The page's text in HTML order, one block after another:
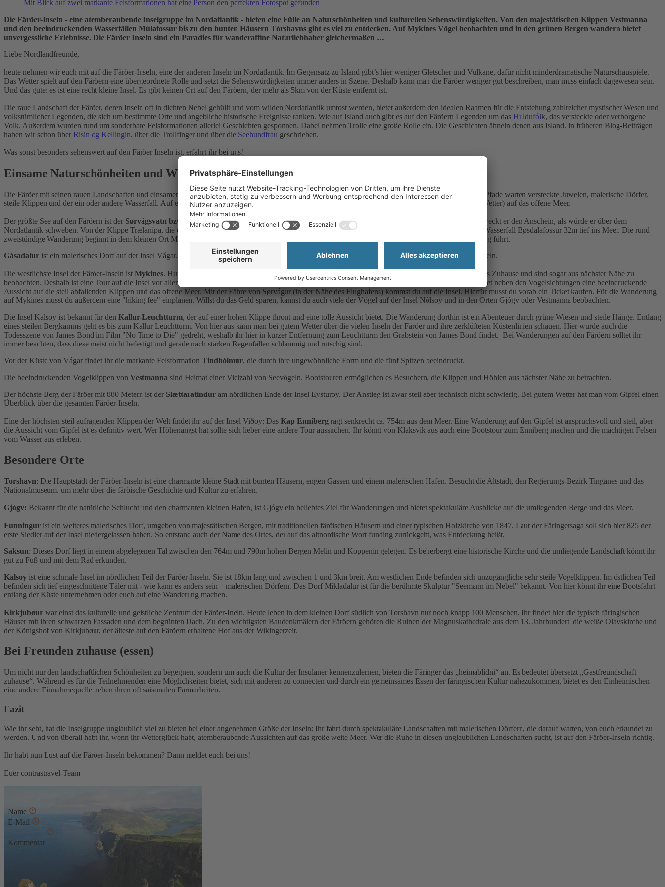
Mit Blick auf zwei markante Felsformationen hat eine Person den perfekten Fotospot gefunden
Die Färöer-Inseln - eine atemberaubende Inselgruppe im Nordatlantik - bieten eine Fülle an Naturschönheiten und kulturellen Sehenswürdigkeiten. Von den majestätischen Klippen Vestmanna
und den beeindruckenden Wasserfällen Múlafossur bis zu den bunten Häusern Tórshavns gibt es viel zu entdecken. Auf Mykines Vögel beobachten und in den grünen Bergen wandern bietet
unvergessliche Erlebnisse. Die Färöer Inseln sind ein Paradies für wanderaffine Naturliebhaber gleichermaßen …
Liebe Nordlandfreunde,
heute nehmen wir euch mit auf die Färöer-Inseln, eine der anderen Inseln im Nordatlantik. Im Gegensatz zu Island gibt’s hier weniger Gletscher und Vulkane, dafür nicht minderdramatische Naturschauspiele.
Das Wetter spielt auf den Färöern eine übergeordnete Rolle und setzt die Sehenswürdigkeiten immer anders in Szene. Deshalb kann man die Färöer weniger gut beschreiben, man muss einfach dagewesen sein.
Und das gute: es ist eine recht kleine Insel. Es gibt keinen Ort auf den Färöern, der mehr als 5km von der Küste entfernt ist.
Die raue Landschaft der Färöer, deren Inseln oft in dichten Nebel gehüllt und vom wilden Nordatlantik umtost werden, bietet außerdem den idealen Rahmen für die Entstehung zahlreicher mystischer Wesen und
volkstümlicher Legenden, die sich um bestimmte Orte und angebliche historische Ereignisse ranken. Wie auf Island auch gibt es auf den Färöern Legenden um das Huldufólk, das versteckte oder verborgene
Volk. Außerdem wurden rund um sonderbare Felsformationen allerlei Geschichten gesponnen. Dabei nehmen Trolle eine große Rolle ein. Die Geschichten ähneln denen aus Island. In früheren Blog-Beiträgen
haben wir schon über Risin og Kellingin, über die Trollfinger und über die Seehundfrau geschrieben.
Was sonst besonders sehenswert auf den Färöer Inseln ist, erfahrt ihr bei uns!
Einsame Naturschönheiten und Wanderparadies
Die Färöer mit seinen rauen Landschaften und einsamen Naturschönheiten zählen zur unberührten Schönheit des Nordatlantiks. Abseits der ausgetretenen Pfade warten versteckte Juwelen, malerische Dörfer,
steile Klippen und der ein oder andere Wasserfall. Auf einsamen Wanderwegen begegnet euch hier und da ein Schaf bei Schönen Weitsichten (bei gutem Wetter) auf das offene Meer.
Der größte See auf den Färöern ist der Sørvágsvatn bzw. Leitisvatn
(am Westufer hat er den ersten Namen, am Ostufer den anderen). Mit seiner Lage erweckt er den Anschein, als würde er über dem
Nordatlantik schweben. Von der Klippe Trælanípa, die etwa 148m hoch ist, habt ihr einen perfekten Blick über den See Leitisvatn. Dieser ergießt sich als Wasserfall Bøsdalafossur 32m tief ins Meer. Die rund
zweistündige Wanderung beginnt in dem kleinen Ort Miðvágs, von wo aus ein gut markierter Weg entlang des Sees bis zum Ausgangspunkt der Wanderung führt.
Gásadalur ist ein malerisches Dorf auf der Insel Vágar. Der Wasserfall Múlafossur stürzt direkt ins Meer und ist eines der bekanntesten Fotomotive der Inseln.
Die westlichste Insel der Färöer-Inseln ist Mykines. Hunderte Vogelarten wie Papageientaucher, Trottellummen und Basstölpel finden hier ihr sommerliches Zuhause und sind sogar aus nächster Nähe zu
beobachten. Deshalb ist eine Tour auf die Insel vor allem in den Sommermonaten zu empfehlen. Die Wanderung zum Leuchtturm von Mykineshólmur bietet neben den Vogelsichtungen eine beeindruckende
Aussicht auf die steil abfallenden Klippen und das offene Meer. Mit der Fähre von Sørvágur (in der Nähe des Flughafens) kommst du auf die Insel. Hierfür musst du vorab ein Ticket kaufen. Für die Wanderung
auf Mykines musst du außerdem eine "hiking fee" einplanen. Willst du das Geld sparen, kannst du auch viele der Vögel auf der Insel Nólsoy und in den Orten Gjógv oder Vestmanna beobachten.
Die Insel Kalsoy ist bekannt für den Kallur-Leuchtturm, der auf einer hohen Klippe thront und eine tolle Aussicht bietet. Die Wanderung dorthin ist ein Abenteuer durch grüne Wiesen und steile Hänge. Entlang
eines steilen Bergkamms geht es bis zum Kallur Leuchtturm. Von hier aus kann man bei gutem Wetter über die vielen Inseln der Färöer und ihre zerklüfteten Küstenlinien schauen. Hier wurde auch die
Todesszene von James Bond im Film "No Time to Die" gedreht, weshalb ihr hier in kurzer Entfernung zum Leuchtturm den Grabstein von James Bond findet. Bei Wanderungen auf den Färöern solltet ihr
immer beachten, dass diese meist nicht befestigt und gerade nach starken Regenfällen schlammig und rutschig sind.
Vor der Küste von Vágar findet ihr die markante Felsformation Tindhólmur, die durch ihre ungewöhnliche Form und die fünf Spitzen beeindruckt.
Die beeindruckenden Vogelklippen von Vestmanna sind Heimat einer Vielzahl von Seevögeln. Bootstouren ermöglichen es Besuchern, die Klippen und Höhlen aus nächster Nähe zu betrachten.
Der höchste Berg der Färöer mit 880 Metern ist der Slættaratindur am nördlichen Ende der Insel Eysturoy. Der Anstieg ist zwar steil aber technisch nicht schwierig. Bei gutem Wetter hat man vom Gipfel einen
Überblick über die gesamten Färöer-Inseln.
Eine der höchsten steil aufragenden Klippen der Welt findet ihr auf der Insel Viðoy: Das Kap Enniberg ragt senkrecht ca. 754m aus dem Meer. Eine Wanderung auf den Gipfel ist anspruchsvoll und steil, aber
die Aussicht vom Gipfel ist es definitiv wert. Wer Höhenangst hat sollte sich lieber eine andere Tour aussuchen. Ihr könnt von Klaksvik aus auch eine Bootstour zum Enniberg machen und die mächtigen Felsen
vom Wasser aus erleben.
Besondere Orte
Torshavn: Die Hauptstadt der Färöer-Inseln ist eine charmante kleine Stadt mit bunten Häusern, engen Gassen und einem malerischen Hafen. Besucht die Altstadt, den Regierungs-Bezirk Tinganes und das
Nationalmuseum, um mehr über die färöische Geschichte und Kultur zu erfahren.
Gjógv: Bekannt für die natürliche Schlucht und den charmanten kleinen Hafen, ist Gjógv ein beliebtes Ziel für Wanderungen und bietet spektakuläre Ausblicke auf die umliegenden Berge und das Meer.
Funningur ist ein weiteres malerisches Dorf, umgeben von majestätischen Bergen, mit traditionellen färöischen Häusern und einer typischen Holzkirche von 1847. Laut der Färingersaga soll sich hier 825 der
erste Siedler auf der Insel niedergelassen haben. So entstand auch der Name des Ortes, der auf das altnordische Wort funding zurückgeht, was Entdeckung heißt.
Saksun: Dieses Dorf liegt in einem abgelegenen Tal zwischen den 764m und 790m hohen Bergen Melin und Koppenin gelegen. Es beherbergt eine historische Kirche und die umliegende Landschaft könnt ihr
gut zu Fuß und mit dem Rad erkunden.
Kalsoy ist eine schmale Insel im nördlichen Teil der Färöer-Inseln. Sie ist 18km lang und zwischen 1 und 3km breit. Am westlichen Ende befinden sich unzugängliche sehr steile Vogelklippen. Im östlichen Teil
befinden sich tief eingeschnittene Täler mit - wie kann es anders sein – malerischen Dörfern. Das Dorf Mikladalur ist für die berühmte Skulptur "Seemann im Nebel" bekannt. Von hier könnt ihr eine Bootsfahrt
entlang der Küste unternehmen oder euch auf eine Wanderung machen.
Kirkjubøur war einst das kulturelle und geistliche Zentrum der Färöer-Ineln. Heute leben in dem kleinen Dorf südlich von Torshavn nur noch knapp 100 Menschen. Ihr findet hier die typisch färingischen
Häuser mit ihren schwarzen Fassaden und dem begrünten Dach. Zu den wichtigsten Baudenkmälern der Färöern gehören die Ruinen der Magnuskathedrale aus dem 13. Jahrhundert, die weiße Olavskirche und
der Königshof von Kirkjubøur, der älteste auf den Färöern erhaltene Hof aus der Wikingerzeit.
Bei Freunden zuhause (essen)
Um nicht nur den landschaftlichen Schönheiten zu begegnen, sondern um auch die Kultur der Insulaner kennenzulernen, bieten die Färinger das „heimablídni“ an. Es bedeutet übersetzt „Gastfreundschaft
zuhause“. Während es für die Teilnehmenden eine Möglichkeiten bietet, sich mit anderen zu connecten und durch ein gemeinsames Essen der färingischen Kultur nahezukommen, bietet es den Einheimischen
eine andere Einnahmequelle neben ihren oft saisonalen Farmarbeiten.
Fazit
Wie ihr seht, hat die Inselgruppe unglaublich viel zu bieten bei einer angenehmen Größe der Inseln: Ihr fahrt durch spektakuläre Landschaften mit malerischen Dörfern, die darauf warten, von euch erkundet zu
werden. Und von überall habt ihr, wenn ihr Wetterglück habt, atemberaubende Aussichten auf das große weite Meer. Wer die Ruhe in diesen unglaublichen Landschaften sucht, ist auf den Färöer-Inseln richtig.
Ihr habt nun Lust auf die Färöer-Inseln bekommen? Dann meldet euch bei uns!
Euer contrastravel-Team
Name
E-Mail
Kommentar
Absenden